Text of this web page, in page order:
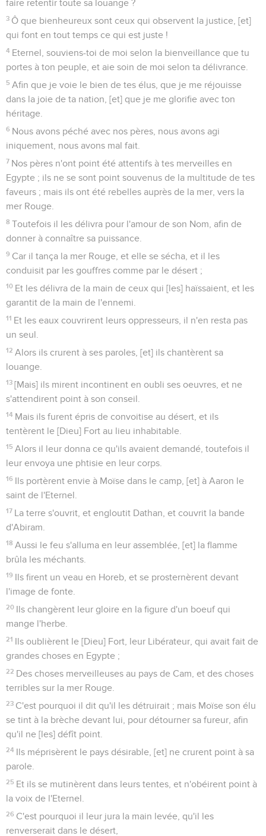
faire retentir toute sa louange ?
3 Ô que bienheureux sont ceux qui observent la justice, [et]
qui font en tout temps ce qui est juste !
4 Eternel, souviens-toi de moi selon la bienveillance que tu
portes à ton peuple, et aie soin de moi selon ta délivrance.
5 Afin que je voie le bien de tes élus, que je me réjouisse
dans la joie de ta nation, [et] que je me glorifie avec ton
héritage.
6 Nous avons péché avec nos pères, nous avons agi
iniquement, nous avons mal fait.
7 Nos pères n'ont point été attentifs à tes merveilles en
Egypte ; ils ne se sont point souvenus de la multitude de tes
faveurs ; mais ils ont été rebelles auprès de la mer, vers la
mer Rouge.
8 Toutefois il les délivra pour l'amour de son Nom, afin de
donner à connaître sa puissance.
9 Car il tança la mer Rouge, et elle se sécha, et il les
conduisit par les gouffres comme par le désert ;
10 Et les délivra de la main de ceux qui [les] haïssaient, et les
garantit de la main de l'ennemi.
11 Et les eaux couvrirent leurs oppresseurs, il n'en resta pas
un seul.
12 Alors ils crurent à ses paroles, [et] ils chantèrent sa
louange.
13 [Mais] ils mirent incontinent en oubli ses oeuvres, et ne
s'attendirent point à son conseil.
14 Mais ils furent épris de convoitise au désert, et ils
tentèrent le [Dieu] Fort au lieu inhabitable.
15 Alors il leur donna ce qu'ils avaient demandé, toutefois il
leur envoya une phtisie en leur corps.
16 Ils portèrent envie à Moïse dans le camp, [et] à Aaron le
saint de l'Eternel.
17 La terre s'ouvrit, et engloutit Dathan, et couvrit la bande
d'Abiram.
18 Aussi le feu s'alluma en leur assemblée, [et] la flamme
brûla les méchants.
19 Ils firent un veau en Horeb, et se prosternèrent devant
l'image de fonte.
20 Ils changèrent leur gloire en la figure d'un boeuf qui
mange l'herbe.
21 Ils oublièrent le [Dieu] Fort, leur Libérateur, qui avait fait de
grandes choses en Egypte ;
22 Des choses merveilleuses au pays de Cam, et des choses
terribles sur la mer Rouge.
23 C'est pourquoi il dit qu'il les détruirait ; mais Moïse son élu
se tint à la brèche devant lui, pour détourner sa fureur, afin
qu'il ne [les] défît point.
24 Ils méprisèrent le pays désirable, [et] ne crurent point à sa
parole.
25 Et ils se mutinèrent dans leurs tentes, et n'obéirent point à
la voix de l'Eternel.
26 C'est pourquoi il leur jura la main levée, qu'il les
renverserait dans le désert,